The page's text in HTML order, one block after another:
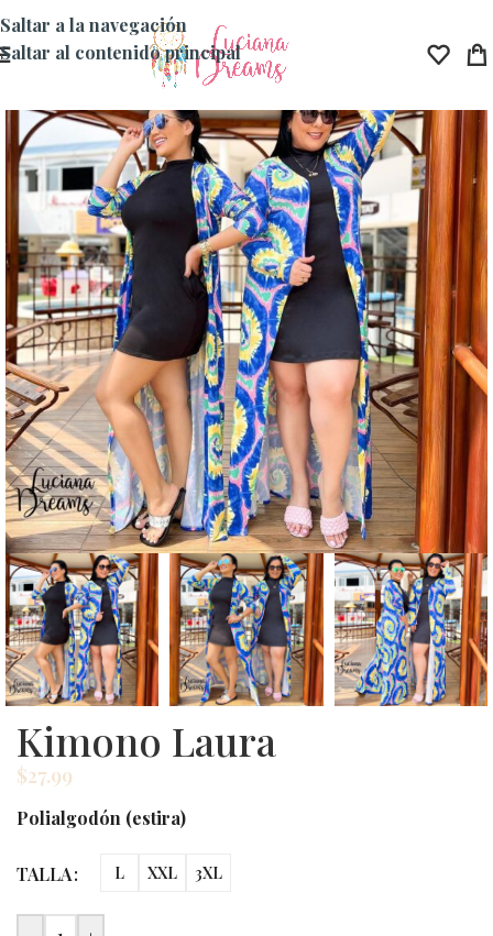
Saltar a la navegación
Saltar al contenido principal
Kimono Laura
$27.99
Polialgodón (estira)
TALLA L XXL 3XL